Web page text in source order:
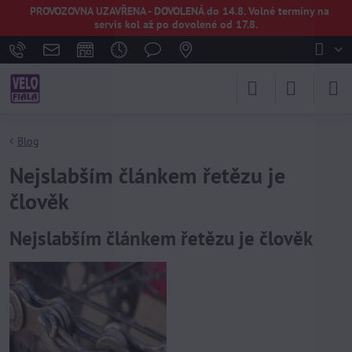
PROVOZOVNA UZAVŘENA - DOVOLENÁ do 14.8. Volné termíny na
servis kol až po dovolené od 17.8.
Blog
Nejslabším článkem řetězu je
člověk
Nejslabším článkem řetězu je člověk